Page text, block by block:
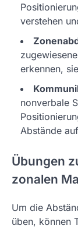
verstehen
erkennen,
nonverbale
Abstände
Übungen
zonalen
Um die
üben, können